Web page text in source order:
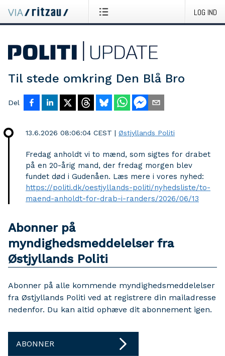
LOG IND
Til stede omkring Den Blå Bro
Del
13.6.2026 08:06:04 CEST | Østjyllands Politi
Fredag anholdt vi to mænd, som sigtes for drabet
på en 20-årig mand, der fredag morgen blev
fundet død i Gudenåen. Læs mere i vores nyhed:
https://politi.dk/oestjyllands-politi/nyhedsliste/to-
maend-anholdt-for-drab-i-randers/2026/06/13
Abonner på
myndighedsmeddelelser fra
Østjyllands Politi
Abonner på alle kommende myndighedsmeddelelser
fra Østjyllands Politi ved at registrere din mailadresse
nedenfor. Du kan altid ophæve dit abonnement igen.
ABONNER